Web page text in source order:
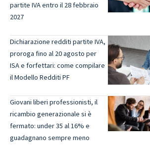
partite IVA entro il 28 febbraio
2027
Dichiarazione redditi partite IVA,
proroga fino al 20 agosto per
ISA e forfettari: come compilare
il Modello Redditi PF
Giovani liberi professionisti, il
ricambio generazionale si è
fermato: under 35 al 16% e
guadagnano sempre meno